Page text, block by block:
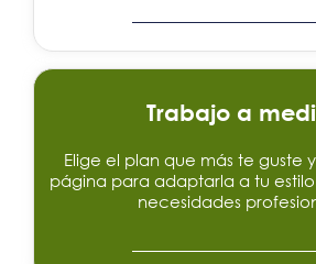
Trabajo a
Elige el plan que más te guste
página para adaptarla a tu
necesidades